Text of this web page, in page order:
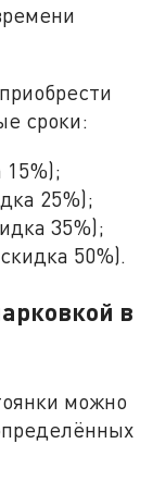
сроки:
15%);
25%);
35%);
50%).
в
можно